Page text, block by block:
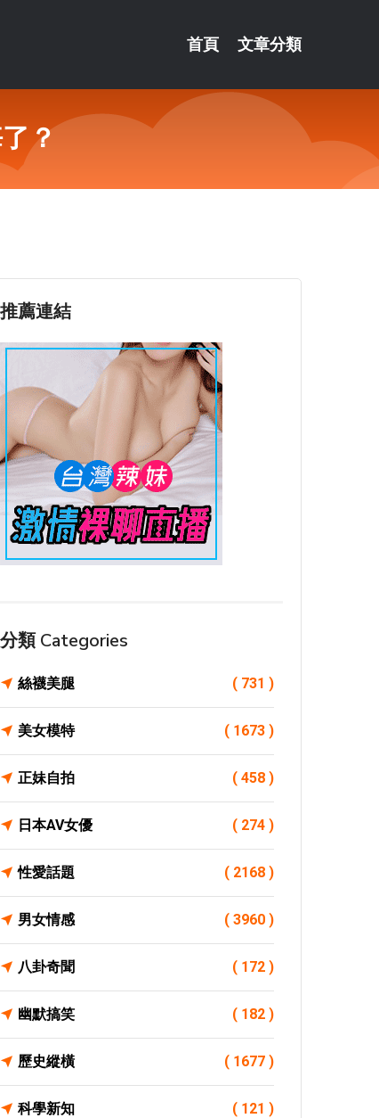
首頁 文章分類
？
推薦連結
分類 Categories
絲襪美腿 ( 731 )
美女模特 ( 1673 )
正妹自拍 ( 458 )
日本AV女優 ( 274 )
性愛話題 ( 2168 )
男女情感 ( 3960 )
八卦奇聞 ( 172 )
幽默搞笑 ( 182 )
歷史縱橫 ( 1677 )
科學新知 ( 121 )